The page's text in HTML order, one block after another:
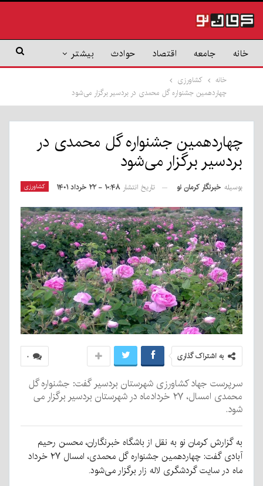
خانه جامعه اقتصاد حوادث بیشتر
خانه
کشاورزی
چهاردهمین جشنواره گل محمدی در بردسیر برگزار می‌شود
چهاردهمین جشنواره گل محمدی در
بردسیر برگزار می‌شود
کشاورزی بوسیله خبرنگار کرمان نو تاریخ انتشار ۱۰:۴۸ - ۲۲ خرداد ۱۴۰۱
۰ به اشتراک گذاری
سرپرست جهاد کشاورزی شهرستان بردسیر گفت: جشنواره گل
محمدی امسال، ۲۷ خردادماه در شهرستان بردسیر برگزار می
شود.
به گزارش کرمان نو به نقل از باشگاه خبرنگاران، محسن رحیم
آبادی گفت: چهاردهمین جشنواره گل محمدی، امسال ۲۷ خرداد
ماه در سایت گردشگری لاله زار برگزار می‌شود.